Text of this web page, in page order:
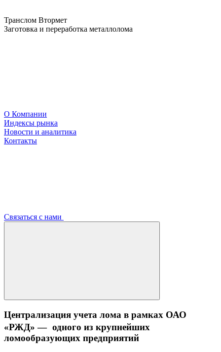
Транслом Втормет
Заготовка и переработка металлолома
О Компании
Индексы рынка
Новости и аналитика
Контакты
Связаться с нами
Централизация учета лома в рамках ОАО
«РЖД» — одного из крупнейших
ломообразующих предприятий